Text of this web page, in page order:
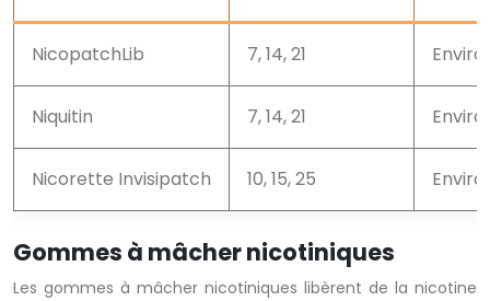
NicopatchLib 7, 14, 21
Niquitin 7, 14, 21
Nicorette Invisipatch 10, 15, 25
Gommes à mâcher nicotiniques
Les gommes à mâcher nicotiniques libèrent de la nicotine